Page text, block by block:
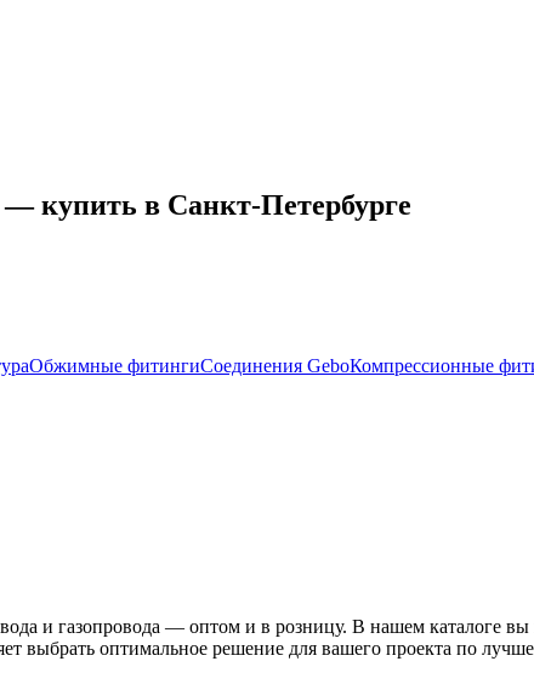
купить в Санкт-Петербурге
Обжимные фитингиСоединения GeboКомпрессионные
и газопровода — оптом и в розницу. В нашем каталоге
выбрать оптимальное решение для вашего проекта по